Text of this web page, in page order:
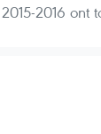
2016 ont